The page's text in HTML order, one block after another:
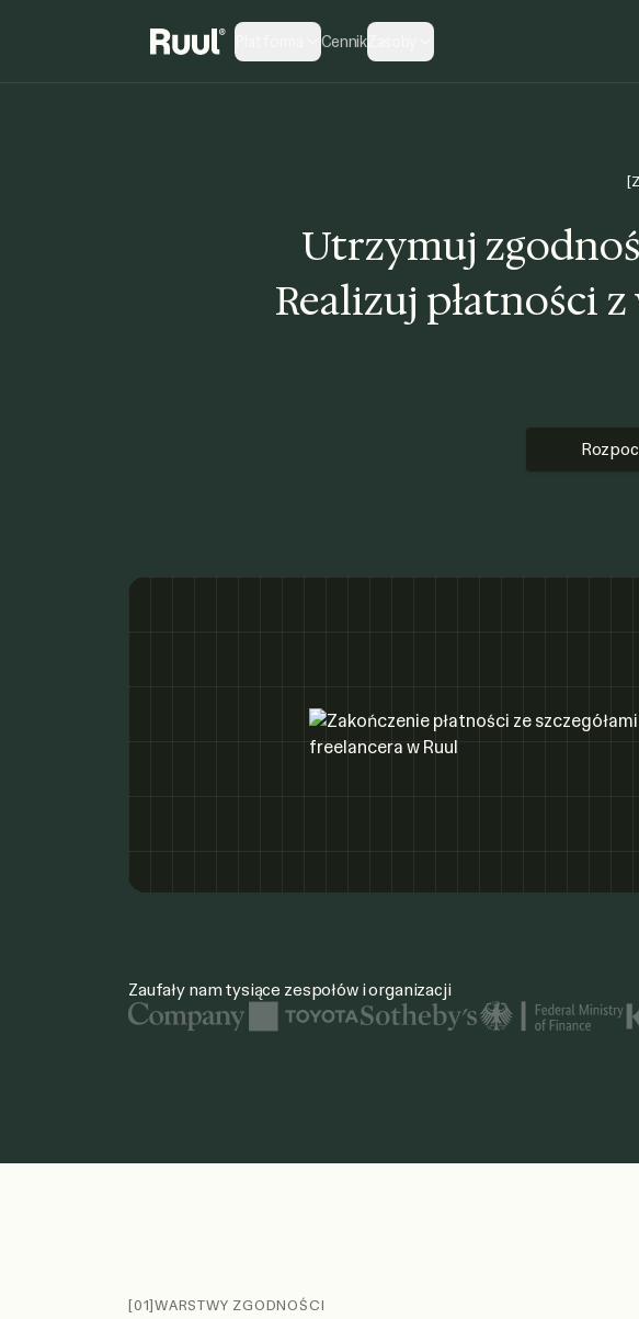
Strona główna Ruul CennikZasoby
Utrzymuj
Realizuj płatności
Zaufały nam tysiące zespołów i organizacji
[01]WARSTWY ZGODNOŚCI